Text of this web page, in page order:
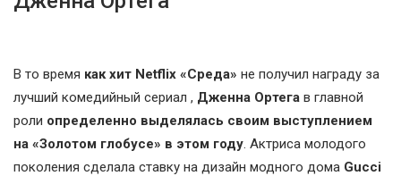
В то время как хит Netflix «Среда» не получил награду за
лучший комедийный сериал , Дженна Ортега в главной
роли определенно выделялась своим выступлением
на «Золотом глобусе» в этом году. Актриса молодого
поколения сделала ставку на дизайн модного дома Gucci